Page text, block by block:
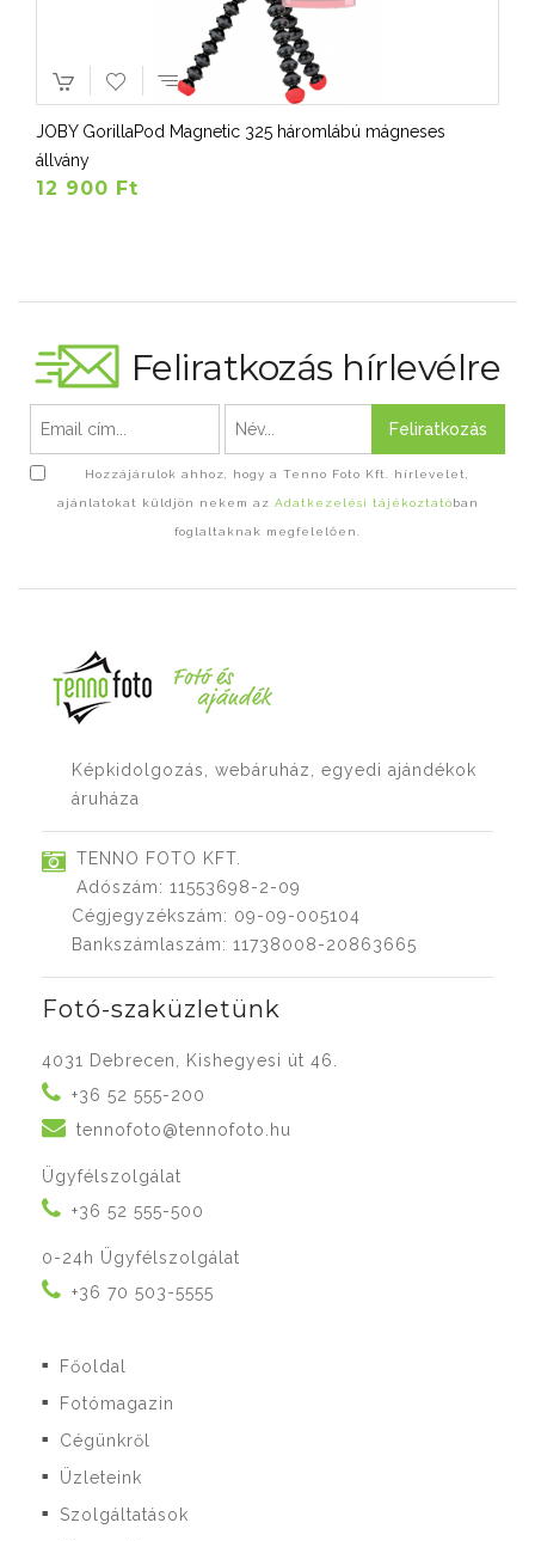
JOBY GorillaPod Magnetic 325 háromlábú mágneses
állvány
12 900 Ft
Feliratkozás hírlevélre
Feliratkozás
Hozzájárulok ahhoz, hogy a Tenno Foto Kft. hírlevelet,
ajánlatokat küldjön nekem az Adatkezelési tájékoztatóban
foglaltaknak megfelelően.
Képkidolgozás, webáruház, egyedi ajándékok
áruháza
TENNO FOTO KFT.
Adószám: 11553698-2-09
Cégjegyzékszám: 09-09-005104
Bankszámlaszám: 11738008-20863665
Fotó-szaküzletünk
4031 Debrecen, Kishegyesi út 46.
+36 52 555-200
tennofoto@tennofoto.hu
Ügyfélszolgálat
+36 52 555-500
0-24h Ügyfélszolgálat
+36 70 503-5555
■ Főoldal
■ Fotómagazin
■ Cégünkről
■ Üzleteink
■ Szolgáltatások